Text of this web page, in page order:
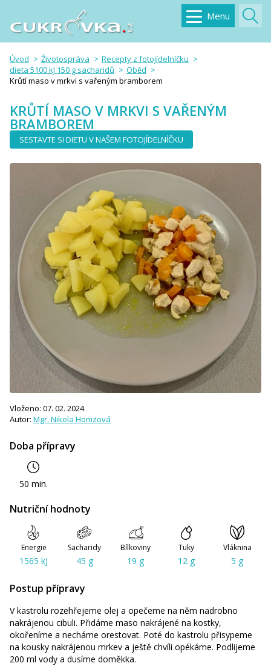
Menu
Úvod Životospráva
Recepty z fotojídelníčku
dieta 5100 kJ 150 g sacharidů
Oběd
Krůtí maso v mrkvi s vařeným bramborem
KRŮTÍ MASO V MRKVI S VAŘENÝM
BRAMBOREM
SESTAVTE SI DIETU V NAŠEM FOTOJÍDELNÍČKU
Doba přípravy
50 min.
Vloženo: 07. 02. 2024
Autor: Mgr. Nikola Homzová
Nutriční hodnoty
Energie
1565 kJ
Sacharidy
45 g
Bílkoviny
19 g
Tuky
12 g
Vláknina
5 g
Postup přípravy
V kastrolu rozehřejeme olej a opečeme na něm nadrobno
nakrájenou cibuli. Přidáme maso nakrájené na kostky,
okořeníme a necháme orestovat. Poté do kastrolu přisypeme
na kousky nakrájenou mrkev a ještě chvíli opékáme. Podlijeme
200 ml vody a dusíme doměkka.